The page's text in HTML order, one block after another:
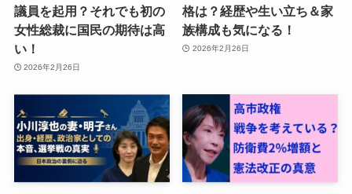
議員を起用？それでも初の
女性総裁に国民の期待は高
い！
2026年2月26日
格は？経歴や生い立ち＆家
族構成も気になる！
2026年2月26日